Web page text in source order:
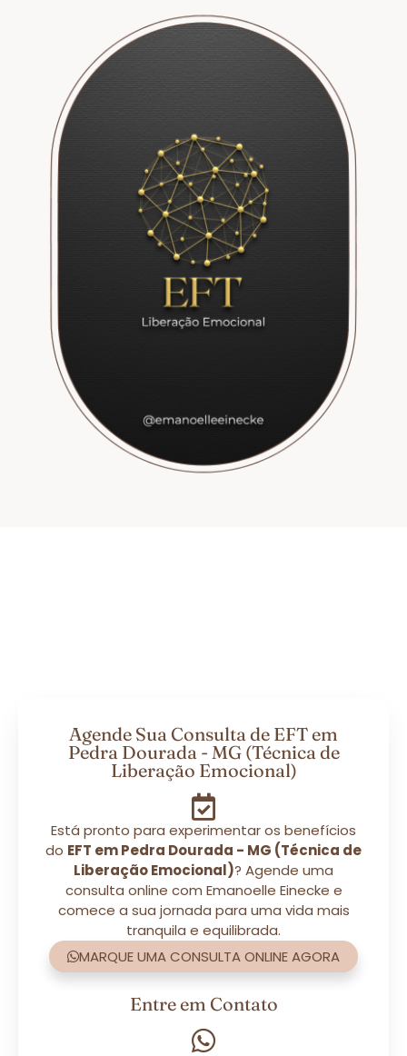
Agende Sua Consulta de EFT em
Pedra Dourada - MG (Técnica de
Liberação Emocional)
Está pronto para experimentar os benefícios
do EFT em Pedra Dourada - MG (Técnica de
Liberação Emocional)? Agende uma
consulta online com Emanoelle Einecke e
comece a sua jornada para uma vida mais
tranquila e equilibrada.
MARQUE UMA CONSULTA ONLINE AGORA
Entre em Contato